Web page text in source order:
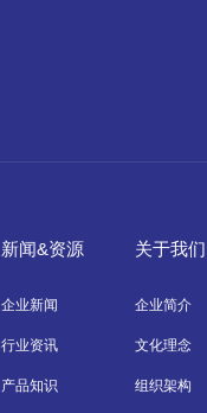
新闻&资源
企业新闻
行业资讯
产品知识
关于我们
企业简介
文化理念
组织架构